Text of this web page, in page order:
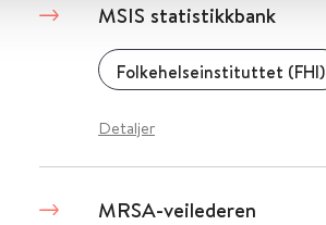
MSIS statistikkbank
Folkehelseinstituttet (FHI)
Detaljer
MRSA-veilederen